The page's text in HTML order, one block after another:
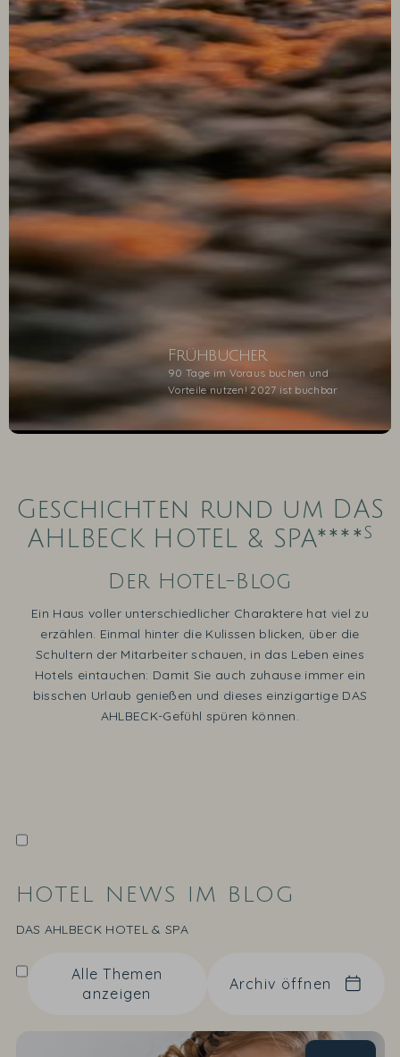
Frühbucher
90 Tage im Voraus buchen und
Vorteile nutzen! 2027 ist buchbar
Geschichten rund um DAS
AHLBECK HOTEL & SPA****s
Der Hotel-Blog
Ein Haus voller unterschiedlicher Charaktere hat viel zu
erzählen. Einmal hinter die Kulissen blicken, über die
Schultern der Mitarbeiter schauen, in das Leben eines
Hotels eintauchen: Damit Sie auch zuhause immer ein
bisschen Urlaub genießen und dieses einzigartige DAS
AHLBECK-Gefühl spüren können.
HOTEL NEWS IM BLOG
DAS AHLBECK HOTEL & SPA
Alle Themen
anzeigen
Archiv öffnen